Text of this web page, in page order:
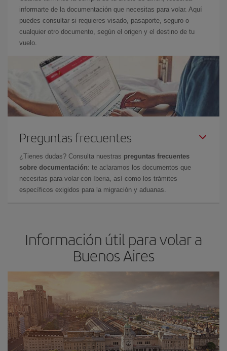
informarte de la documentación que necesitas para volar. Aquí
puedes consultar si requieres visado, pasaporte, seguro o
cualquier otro documento, según el origen y el destino de tu
vuelo.
Preguntas frecuentes
¿Tienes dudas? Consulta nuestras preguntas frecuentes
sobre documentación: te aclaramos los documentos que
necesitas para volar con Iberia, así como los trámites
específicos exigidos para la migración y aduanas.
Información útil para volar a
Buenos Aires